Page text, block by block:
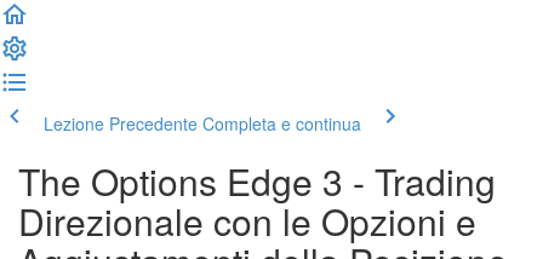
Lezione Precedente Completa e continua
The Options Edge 3 - Trading
Direzionale con le Opzioni e